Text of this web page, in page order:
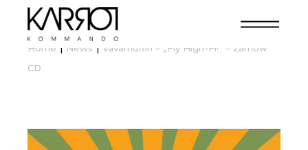
Home News
Vavamuffin – „Fly High-Fi!” – zamów
CD